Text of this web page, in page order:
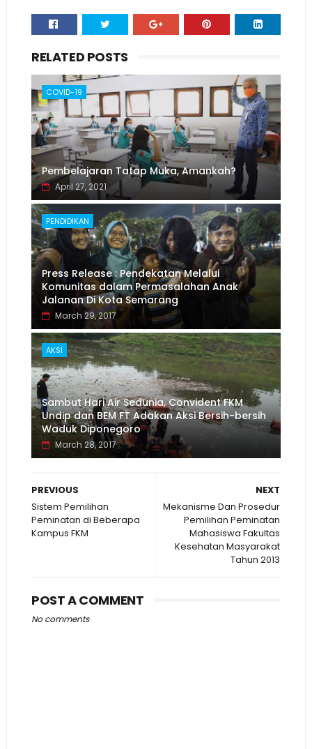
RELATED POSTS
COVID-19
Pembelajaran Tatap Muka, Amankah?
April 27, 2021
PENDIDIKAN
Press Release : Pendekatan Melalui
Komunitas dalam Permasalahan Anak
Jalanan Di Kota Semarang
March 29, 2017
AKSI
Sambut Hari Air Sedunia, Convident FKM
Undip dan BEM FT Adakan Aksi Bersih-bersih
Waduk Diponegoro
March 28, 2017
NEXT
Mekanisme Dan Prosedur
Pemilihan Peminatan
Mahasiswa Fakultas
Kesehatan Masyarakat
Tahun 2013
PREVIOUS
Sistem Pemilihan
Peminatan di Beberapa
Kampus FKM
POST A COMMENT
No comments